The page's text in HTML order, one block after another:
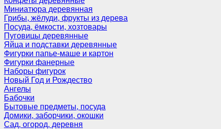
Миниатюра деревянная
Грибы, жёлуди, фрукты из дерева
Посуда, ёмкости, хозтовары
Пуговицы деревянные
Яйца и подставки деревянные
Фигурки папье-маше и картон
Фигурки фанерные
Наборы фигурок
Новый Год и Рождество
Ангелы
Бабочки
Бытовые предметы, посуда
Домики, заборчики, окошки
Сад, огород, деревня